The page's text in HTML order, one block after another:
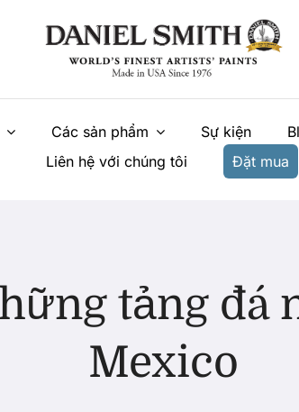
Các sản phẩm Sự kiện
Liên hệ với chúng tôi
Đặt mua
tảng đá
Mexico